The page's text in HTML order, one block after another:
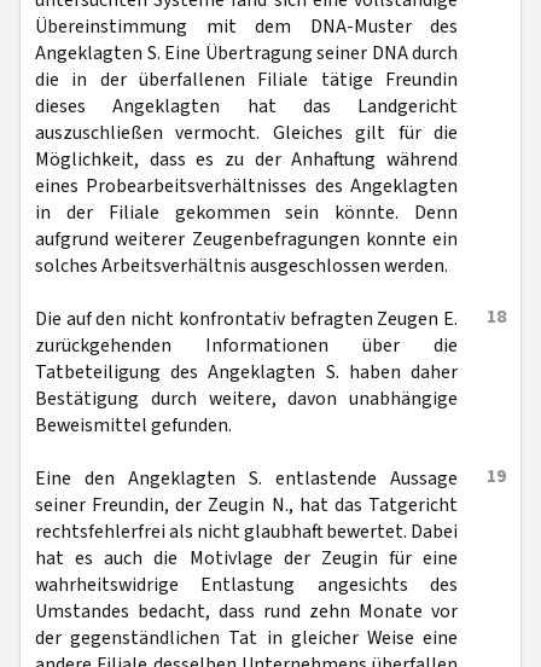
Übereinstimmung mit dem DNA-Muster des
Angeklagten S. Eine Übertragung seiner DNA durch
die in der überfallenen Filiale tätige Freundin
dieses Angeklagten hat das Landgericht
auszuschließen vermocht. Gleiches gilt für die
Möglichkeit, dass es zu der Anhaftung während
eines Probearbeitsverhältnisses des Angeklagten
in der Filiale gekommen sein könnte. Denn
aufgrund weiterer Zeugenbefragungen konnte ein
solches Arbeitsverhältnis ausgeschlossen werden.
18
Die auf den nicht konfrontativ befragten Zeugen E.
zurückgehenden Informationen über die
Tatbeteiligung des Angeklagten S. haben daher
Bestätigung durch weitere, davon unabhängige
Beweismittel gefunden.
19
Eine den Angeklagten S. entlastende Aussage
seiner Freundin, der Zeugin N., hat das Tatgericht
rechtsfehlerfrei als nicht glaubhaft bewertet. Dabei
hat es auch die Motivlage der Zeugin für eine
wahrheitswidrige Entlastung angesichts des
Umstandes bedacht, dass rund zehn Monate vor
der gegenständlichen Tat in gleicher Weise eine